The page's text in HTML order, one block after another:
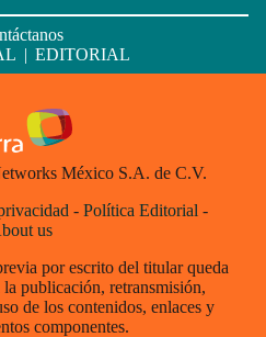
| EDITORIAL
México S.A. de C.V.
- Política Editorial -
us
por escrito del titular queda
publicación, retransmisión,
de los contenidos, enlaces y
componentes.